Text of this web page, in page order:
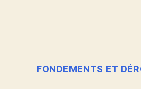
FONDEMENTS ET